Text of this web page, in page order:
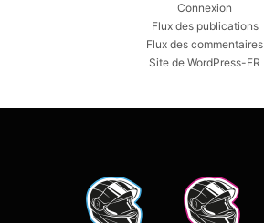
Connexion
Flux des publications
Flux des commentaires
Site de WordPress-FR